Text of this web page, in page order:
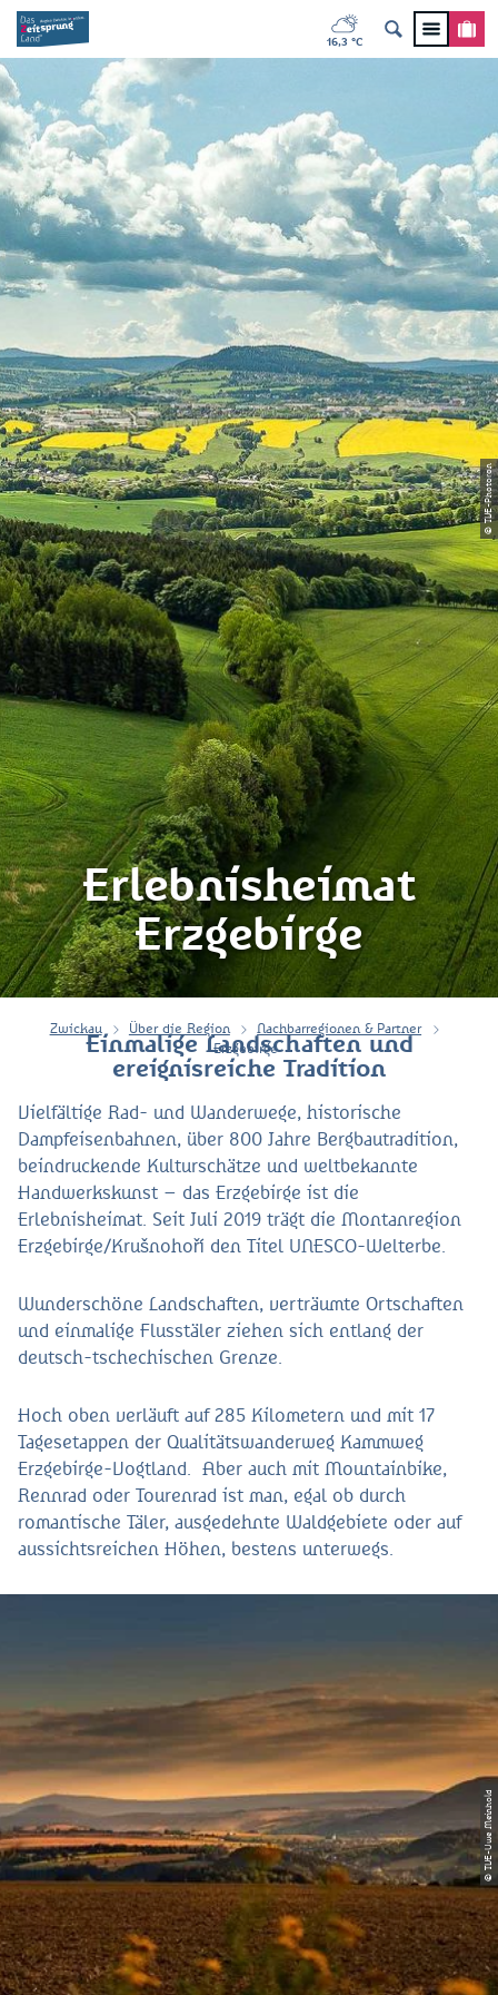
16,3 °C
© TVE-Photoron
Erlebnisheimat
Erzgebirge
Zwickau Über die Region
Nachbarregionen & Partner
Erzgebirge
Einmalige Landschaften und
ereignisreiche Tradition
Vielfältige Rad- und Wanderwege, historische
Dampfeisenbahnen, über 800 Jahre Bergbautradition,
beindruckende Kulturschätze und weltbekannte
Handwerkskunst – das Erzgebirge ist die
Erlebnisheimat. Seit Juli 2019 trägt die Montanregion
Erzgebirge/Krušnohoří den Titel UNESCO-Welterbe.
Wunderschöne Landschaften, verträumte Ortschaften
und einmalige Flusstäler ziehen sich entlang der
deutsch-tschechischen Grenze.
Hoch oben verläuft auf 285 Kilometern und mit 17
Tagesetappen der Qualitätswanderweg Kammweg
Erzgebirge-Vogtland. Aber auch mit Mountainbike,
Rennrad oder Tourenrad ist man, egal ob durch
romantische Täler, ausgedehnte Waldgebiete oder auf
aussichtsreichen Höhen, bestens unterwegs.
© TVE-Uwe Meinhold